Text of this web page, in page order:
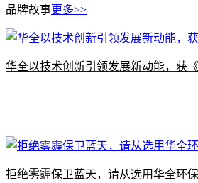
品牌故事更多>>
华全以技术创新引领发展新动能，获《
拒绝雾霾保卫蓝天，请从选用华全环